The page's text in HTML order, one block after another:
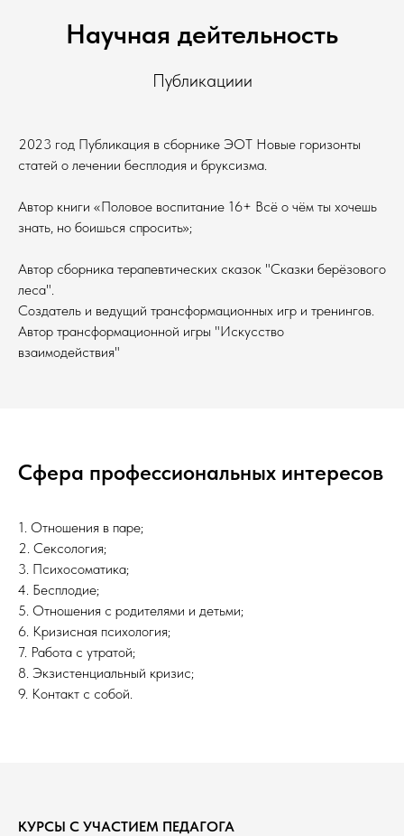
Научная дейтельность
Публикациии
2023 год Публикация в сборнике ЭОТ Новые горизонты
статей о лечении бесплодия и бруксизма.
Автор книги «Половое воспитание 16+ Всё о чём ты хочешь
знать, но боишься спросить»;
Автор сборника терапевтических сказок "Сказки берёзового
леса".
Создатель и ведущий трансформационных игр и тренингов.
Автор трансформационной игры "Искусство
взаимодействия"
Сфера профессиональных интересов
1. Отношения в паре;
2. Сексология;
3. Психосоматика;
4. Бесплодие;
5. Отношения с родителями и детьми;
6. Кризисная психология;
7. Работа с утратой;
8. Экзистенциальный кризис;
9. Контакт с собой.
КУРСЫ С УЧАСТИЕМ ПЕДАГОГА